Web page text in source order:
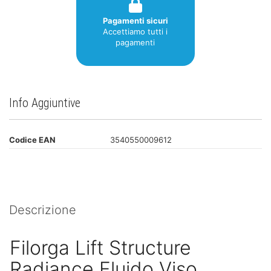
Pagamenti sicuri
Accettiamo tutti i
pagamenti
Info Aggiuntive
Codice EAN 3540550009612
Descrizione
Filorga Lift Structure